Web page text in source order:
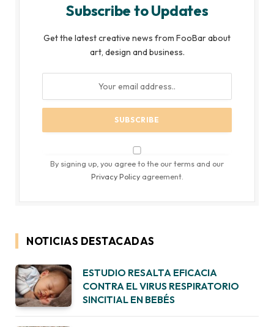
Subscribe to Updates
Get the latest creative news from FooBar about
art, design and business.
By signing up, you agree to the our terms and our
Privacy Policyagreement.
NOTICIAS DESTACADAS
ESTUDIO RESALTA EFICACIA
CONTRA EL VIRUS RESPIRATORIO
SINCITIAL EN BEBÉS